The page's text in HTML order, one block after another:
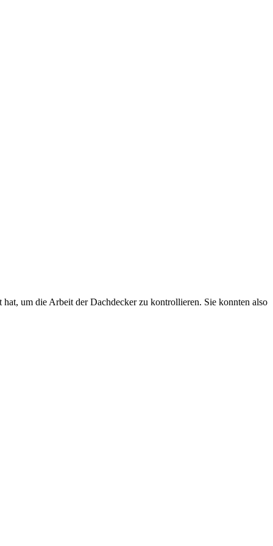
um die Arbeit der Dachdecker zu kontrollieren. Sie konnten also